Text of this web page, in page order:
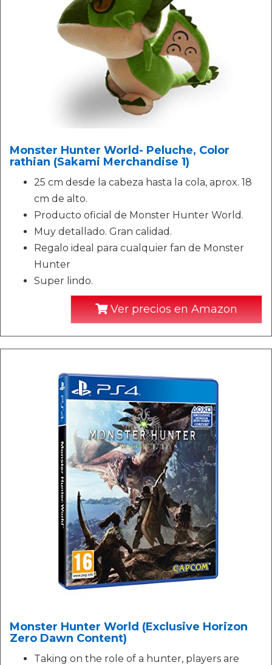
Monster Hunter World- Peluche, Color
rathian (Sakami Merchandise 1)
25 cm desde la cabeza hasta la cola, aprox. 18
cm de alto.
Producto oficial de Monster Hunter World.
Muy detallado. Gran calidad.
Regalo ideal para cualquier fan de Monster
Hunter
Super lindo.
Ver precios en Amazon
Monster Hunter World (Exclusive Horizon
Zero Dawn Content)
Taking on the role of a hunter, players are